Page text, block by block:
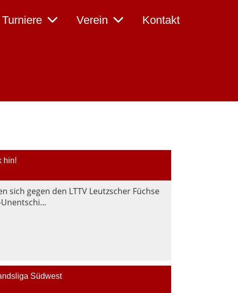
Turniere Verein Kontakt
hin!
sich gegen den LTTV Leutzscher Füchse
Südwest